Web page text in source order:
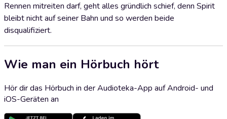
Rennen mitreiten darf, geht alles gründlich schief, denn Spirit
bleibt nicht auf seiner Bahn und so werden beide
disqualifiziert.
Wie man ein Hörbuch hört
Hör dir das Hörbuch in der Audioteka-App auf Android- und
iOS-Geräten an